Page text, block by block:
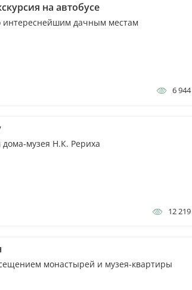
на автобусе
интереснейшим дачным местам
6 944
дома-музея Н.К. Рериха
12 219
монастырей и музея-квартиры